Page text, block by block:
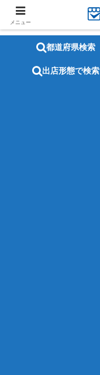
都道府県検索
出店形態で検索
メニュー